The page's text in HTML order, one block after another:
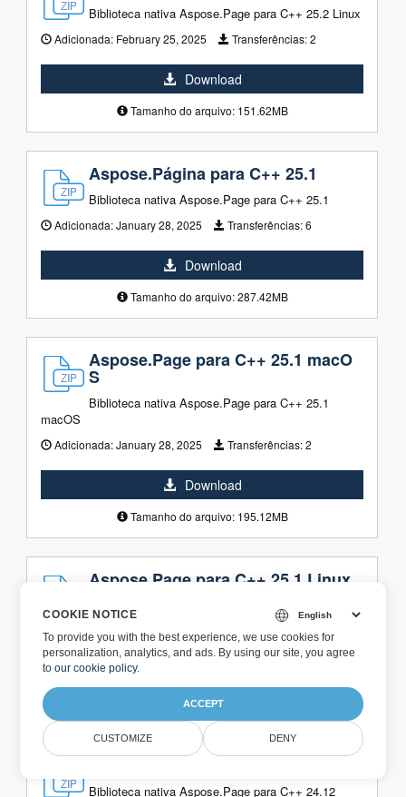
Biblioteca nativa Aspose.Page para C++ 25.2 Linux
Adicionada: February 25, 2025 Transferências:2
Download
Tamanho do arquivo: 151.62MB
Aspose.Página para C++ 25.1
Biblioteca nativa Aspose.Page para C++ 25.1
Adicionada:January 28, 2025 Transferências:6
Download
Tamanho do arquivo: 287.42MB
Aspose.Page para C++ 25.1 macO
S
Biblioteca nativa Aspose.Page para C++ 25.1
macOS
Adicionada:January 28, 2025 Transferências:2
Download
Tamanho do arquivo: 195.12MB
Aspose.Page para C++ 25.1 Linux
Biblioteca nativa Aspose.Page para C++ 25.1 Linux
Adicionada: January 28, 2025 Transferências:2
Tamanho do arquivo: 151.53MB
Biblioteca nativa Aspose.Page para C++ 24.12
COOKIE NOTICE
To provide you with the best experience, we use cookies for
personalization, analytics, and ads. By using our site, you agree
toour cookie policy.
ACCEPT
CUSTOMIZE DENY